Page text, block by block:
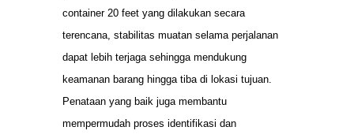
container 20 feet yang dilakukan secara
terencana, stabilitas muatan selama perjalanan
dapat lebih terjaga sehingga mendukung
keamanan barang hingga tiba di lokasi tujuan.
Penataan yang baik juga membantu
mempermudah proses identifikasi dan